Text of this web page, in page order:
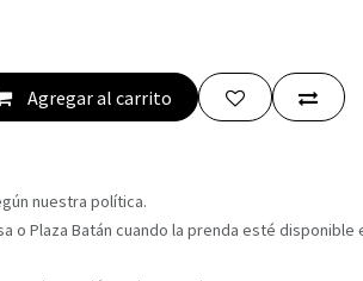
Agregar al carrito
nuestra política.
o Plaza Batán cuando la prenda esté disponible